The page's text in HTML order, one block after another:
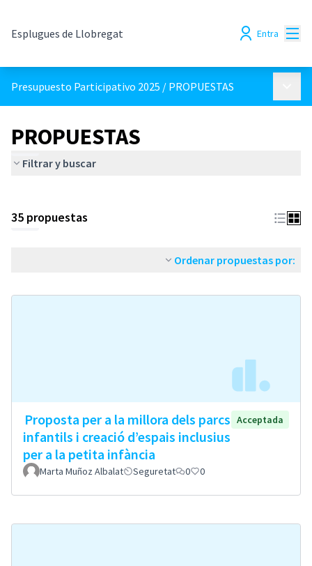
Esplugues de Llobregat Entra
Presupuesto Participativo 2025 / PROPUESTAS
PROPUESTAS
Filtrar y buscar
35 propuestas
Ordenar propuestas por:
Proposta per a la millora dels parcs
infantils i creació d’espais inclusius
per a la petita infància
Acceptada
Marta Muñoz Albalat Seguretat 0 0